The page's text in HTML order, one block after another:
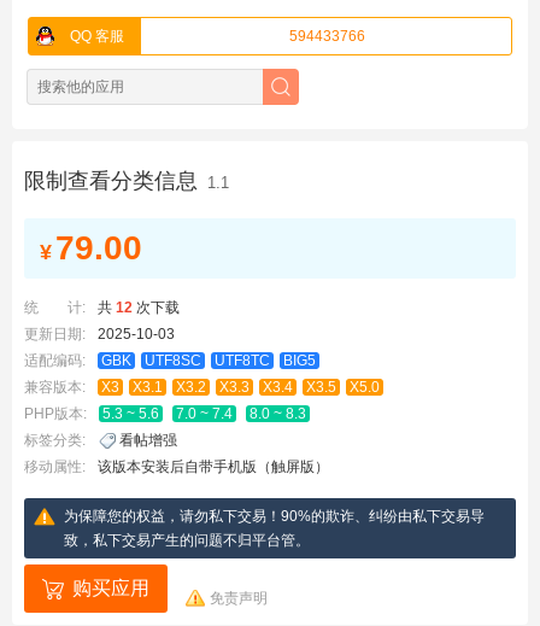
QQ 客服 594433766
限制查看分类信息 1.1
¥ 79.00
统 计: 共 12 次下载
更新日期:
2025-10-03
适配编码:
GBK UTF8SC UTF8TC
BIG5
兼容版本:
X3 X3.1 X3.2 X3.3 X3.4 X3.5
X5.0
PHP版本:
5.3 ~ 5.6 7.0 ~ 7.4
8.0 ~ 8.3
标签分类:
看帖增强
移动属性:
该版本安装后自带手机版（触屏版）
为保障您的权益，请勿私下交易！90%的欺诈、纠纷由私下交易导
致，私下交易产生的问题不归平台管。
购买应用 免责声明